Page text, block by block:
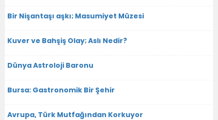
Bir Nişantaşı aşkı; Masumiyet Müzesi
Kuver ve Bahşiş Olay; Aslı Nedir?
Dünya Astroloji Baronu
Bursa: Gastronomik Bir Şehir
Avrupa, Türk Mutfağından Korkuyor